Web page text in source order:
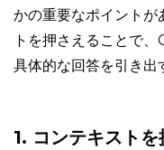
かの重要なポイントが
トを押さえることで
具体的な回答を引き出
1. コンテキストを